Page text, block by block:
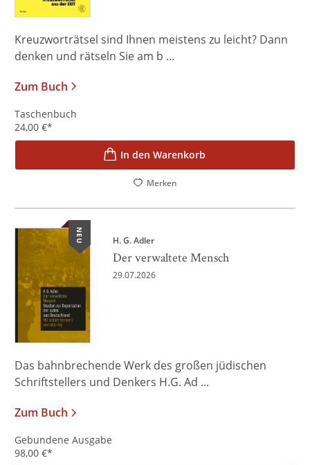
Kreuzworträtsel sind Ihnen meistens zu leicht? Dann
denken und rätseln Sie am b ...
Zum Buch
Taschenbuch
24,00 €*
In den Warenkorb
Merken
NEU H. G. Adler
Der verwaltete Mensch
29.07.2026
Das bahnbrechende Werk des großen jüdischen
Schriftstellers und Denkers H.G. Ad ...
Zum Buch
Gebundene Ausgabe
98,00 €*